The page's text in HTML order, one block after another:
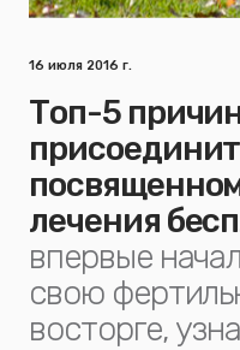
16 июля 2016 г.
Топ-5
лечения
впервые
свою
восторге,